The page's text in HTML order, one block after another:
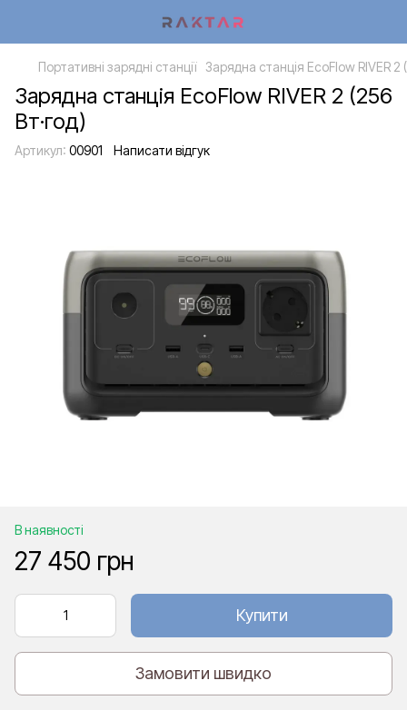
Портативні зарядні станції Зарядна станція EcoFlow RIVER 2
Зарядна станція EcoFlow RIVER 2 (256
Вт·год)
Артикул: 00901 Написати відгук
В наявності
27 450 грн
Купити
Замовити швидко